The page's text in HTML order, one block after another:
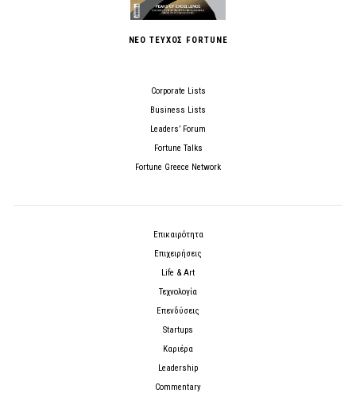
ΝΕΟ ΤΕΥΧΟΣ FORTUNE
Corporate Lists
Business Lists
Leaders’ Forum
Fortune Talks
Fortune Greece Network
Επικαιρότητα
Επιχειρήσεις
Life & Art
Τεχνολογία
Επενδύσεις
Startups
Καριέρα
Leadership
Commentary